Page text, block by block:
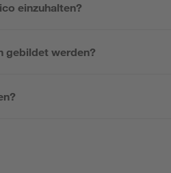
einzuhalten?
gebildet werden?